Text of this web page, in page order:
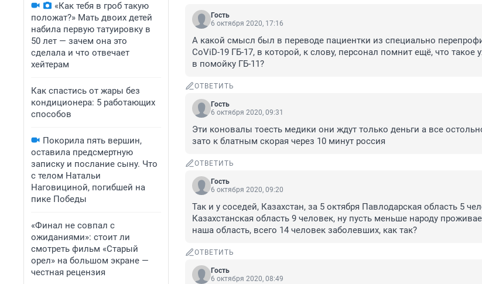
«Как тебя в гроб такую
положат?» Мать двоих детей
набила первую татуировку в
50 лет — зачем она это
сделала и что отвечает
хейтерам
Как спастись от жары без
кондиционера: 5 работающих
способов
Покорила пять вершин,
оставила предсмертную
записку и послание сыну. Что
с телом Натальи
Наговициной, погибшей на
пике Победы
«Финал не совпал с
ожиданиями»: стоит ли
смотреть фильм «Старый
орел» на большом экране —
честная рецензия
Гость
6 октября 2020, 17:16
А какой смысл был в переводе пациентки из специально
CoViD-19 ГБ-17, в которой, к слову, персонал помнит ещё, что такое
в помойку ГБ-11?
ОТВЕТИТЬ
Гость
6 октября 2020, 09:31
Эти коновалы тоесть медики они ждут только деньги а все
зато к блатным скорая через 10 минут россия
ОТВЕТИТЬ
Гость
6 октября 2020, 09:20
Так и у соседей, Казахстан, за 5 октября Павлодарская область 5
Казахстанская область 9 человек, ну пусть меньше народу
наша область, всего 14 человек заболевших, как так?
ОТВЕТИТЬ
Гость
6 октября 2020, 08:49